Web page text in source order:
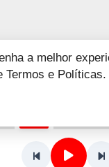
a melhor
Termos e Políticas.